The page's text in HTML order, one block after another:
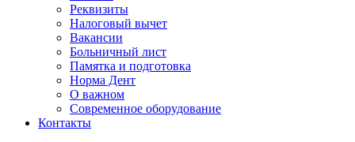
Реквизиты
Налоговый вычет
Вакансии
Больничный лист
Памятка и подготовка
Норма Дент
О важном
Современное оборудование
Контакты